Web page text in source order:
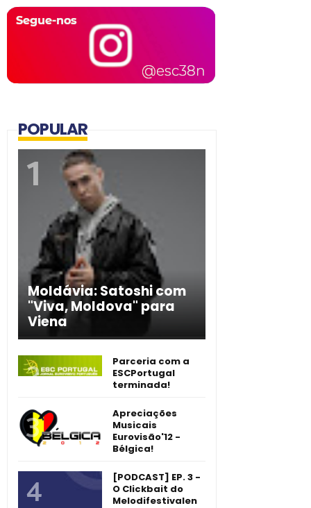
POPULAR
Moldávia: Satoshi com
"Viva, Moldova" para
Viena
Parceria com a
ESCPortugal
terminada!
Apreciações
Musicais
Eurovisão'12 -
Bélgica!
[PODCAST] EP. 3 -
O Clickbait do
Melodifestivalen